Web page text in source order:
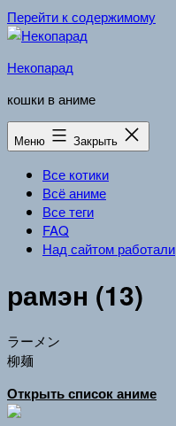
Перейти к содержимому
Некопарад
кошки в аниме
Меню Закрыть
Все котики
Всё аниме
Все теги
FAQ
Над сайтом работали
рамэн (13)
ラーメン
柳麺
Открыть список аниме